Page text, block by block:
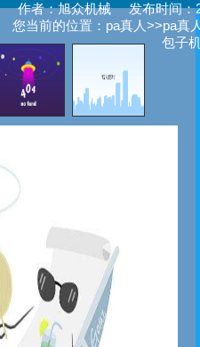
作者：旭众机械 发布时间：
您当前的位置： pa真人 >>pa真
包子